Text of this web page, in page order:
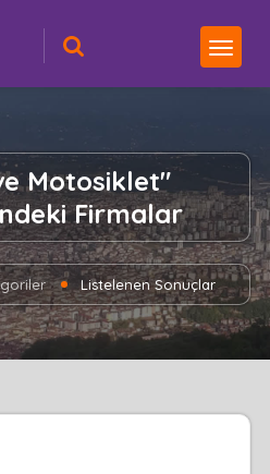
Motosiklet"
Firmalar
Listelenen Sonuçlar